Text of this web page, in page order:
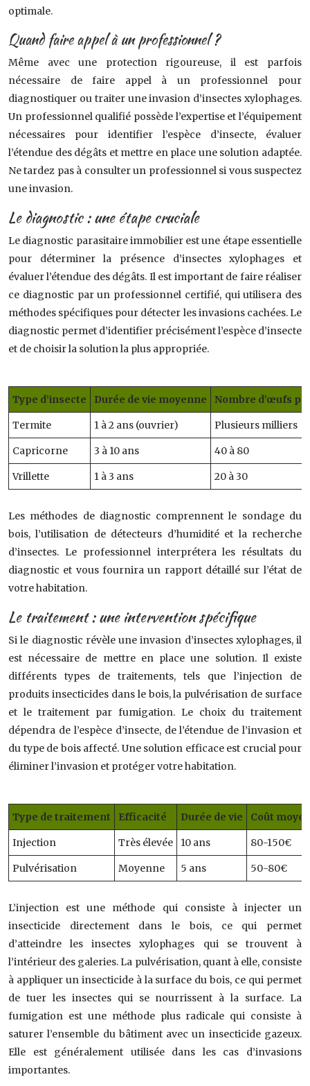
optimale.
Quand faire appel à un professionnel ?
Même avec une protection rigoureuse, il est parfois
nécessaire de faire appel à un professionnel pour
diagnostiquer ou traiter une invasion d’insectes xylophages.
Un professionnel qualifié possède l’expertise et l’équipement
nécessaires pour identifier l’espèce d’insecte, évaluer
l’étendue des dégâts et mettre en place une solution adaptée.
Ne tardez pas à consulter un professionnel si vous suspectez
une invasion.
Le diagnostic : une étape cruciale
Le diagnostic parasitaire immobilier est une étape essentielle
pour déterminer la présence d’insectes xylophages et
évaluer l’étendue des dégâts. Il est important de faire réaliser
ce diagnostic par un professionnel certifié, qui utilisera des
méthodes spécifiques pour détecter les invasions cachées. Le
diagnostic permet d’identifier précisément l’espèce d’insecte
et de choisir la solution la plus appropriée.
Type d’insecte Durée de vie moyenne Nombre d’œufs
Termite 1 à 2 ans (ouvrier) Plusieurs milliers
Capricorne 3 à 10 ans 40 à 80
Vrillette 1 à 3 ans 20 à 30
Les méthodes de diagnostic comprennent le sondage du
bois, l’utilisation de détecteurs d’humidité et la recherche
d’insectes. Le professionnel interprétera les résultats du
diagnostic et vous fournira un rapport détaillé sur l’état de
votre habitation.
Le traitement : une intervention spécifique
Si le diagnostic révèle une invasion d’insectes xylophages, il
est nécessaire de mettre en place une solution. Il existe
différents types de traitements, tels que l’injection de
produits insecticides dans le bois, la pulvérisation de surface
et le traitement par fumigation. Le choix du traitement
dépendra de l’espèce d’insecte, de l’étendue de l’invasion et
du type de bois affecté. Une solution efficace est crucial pour
éliminer l’invasion et protéger votre habitation.
Type de traitement Efficacité Durée de vie Coût
Injection Très élevée 10 ans 80-150€
Pulvérisation Moyenne 5 ans 50-80€
L’injection est une méthode qui consiste à injecter un
insecticide directement dans le bois, ce qui permet
d’atteindre les insectes xylophages qui se trouvent à
l’intérieur des galeries. La pulvérisation, quant à elle, consiste
à appliquer un insecticide à la surface du bois, ce qui permet
de tuer les insectes qui se nourrissent à la surface. La
fumigation est une méthode plus radicale qui consiste à
saturer l’ensemble du bâtiment avec un insecticide gazeux.
Elle est généralement utilisée dans les cas d’invasions
importantes.